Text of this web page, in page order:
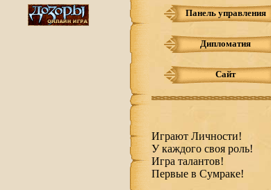
Панель управления
Дипломатия
Сайт
Играют Личности!
У каждого своя роль!
Игра талантов!
Первые в Сумраке!